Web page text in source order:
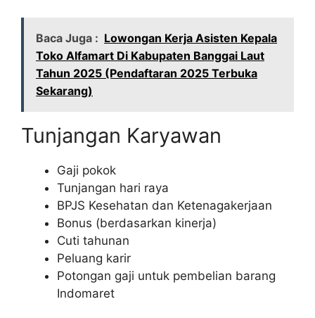
Baca Juga : Lowongan Kerja Asisten Kepala
Toko Alfamart Di Kabupaten Banggai Laut
Tahun 2025 (Pendaftaran 2025 Terbuka
Sekarang)
Tunjangan Karyawan
Gaji pokok
Tunjangan hari raya
BPJS Kesehatan dan Ketenagakerjaan
Bonus (berdasarkan kinerja)
Cuti tahunan
Peluang karir
Potongan gaji untuk pembelian barang
Indomaret